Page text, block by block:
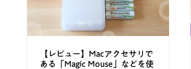
【レビュー】Macアクセサリで
ある「Magic Mouse」などを使